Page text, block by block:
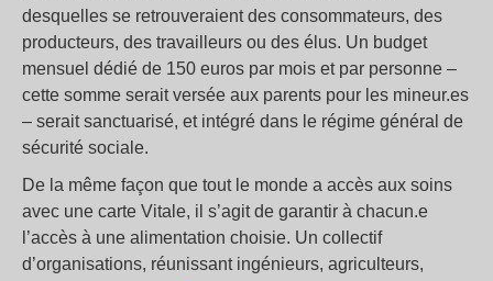
desquelles se retrouveraient des consommateurs, des
producteurs, des travailleurs ou des élus. Un budget
mensuel dédié de 150 euros par mois et par personne –
cette somme serait versée aux parents pour les mineur.es
– serait sanctuarisé, et intégré dans le régime général de
sécurité sociale.
De la même façon que tout le monde a accès aux soins
avec une carte Vitale, il s’agit de garantir à chacun.e
l’accès à une alimentation choisie. Un collectif
d’organisations, réunissant ingénieurs, agriculteurs,